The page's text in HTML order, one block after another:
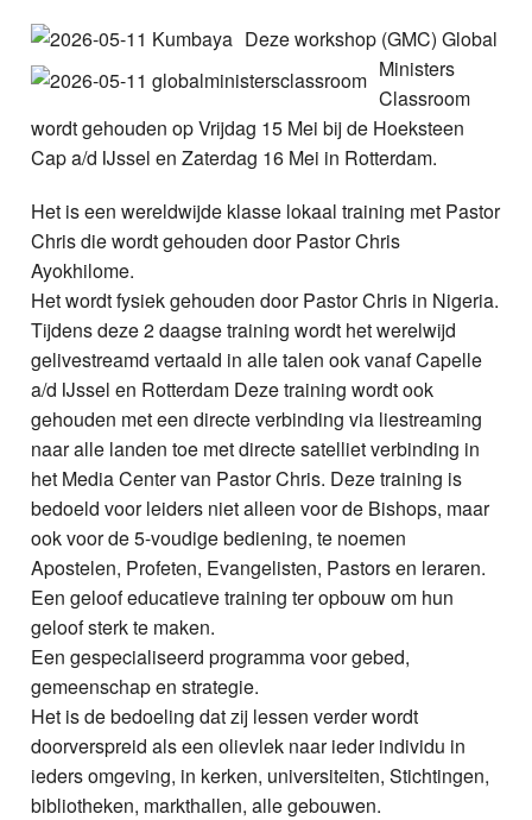
Webcam
Info
Deze workshop (GMC) Global
Ministers
Classroom
wordt gehouden op Vrijdag 15 Mei bij de Hoeksteen
Cap a/d IJssel en Zaterdag 16 Mei in Rotterdam.
Het is een wereldwijde klasse lokaal training met Pastor
Chris die wordt gehouden door Pastor Chris
Ayokhilome.
Het wordt fysiek gehouden door Pastor Chris in Nigeria.
Tijdens deze 2 daagse training wordt het werelwijd
gelivestreamd vertaald in alle talen ook vanaf Capelle
a/d IJssel en Rotterdam Deze training wordt ook
gehouden met een directe verbinding via liestreaming
naar alle landen toe met directe satelliet verbinding in
het Media Center van Pastor Chris. Deze training is
bedoeld voor leiders niet alleen voor de Bishops, maar
ook voor de 5-voudige bediening, te noemen
Apostelen, Profeten, Evangelisten, Pastors en leraren.
Een geloof educatieve training ter opbouw om hun
geloof sterk te maken.
Een gespecialiseerd programma voor gebed,
gemeenschap en strategie.
Het is de bedoeling dat zij lessen verder wordt
doorverspreid als een olievlek naar ieder individu in
ieders omgeving, in kerken, universiteiten, Stichtingen,
bibliotheken, markthallen, alle gebouwen.